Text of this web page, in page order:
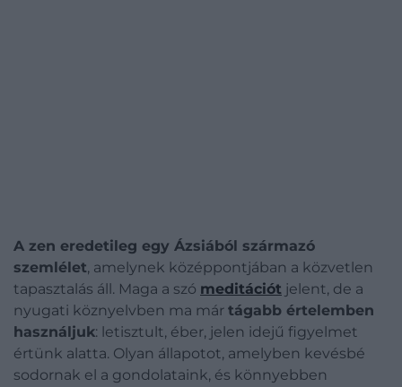
A zen eredetileg egy Ázsiából származó
szemlélet, amelynek középpontjában a közvetlen
tapasztalás áll. Maga a szó meditációt jelent, de a
nyugati köznyelvben ma már tágabb értelemben
használjuk: letisztult, éber, jelen idejű figyelmet
értünk alatta. Olyan állapotot, amelyben kevésbé
sodornak el a gondolataink, és könnyebben